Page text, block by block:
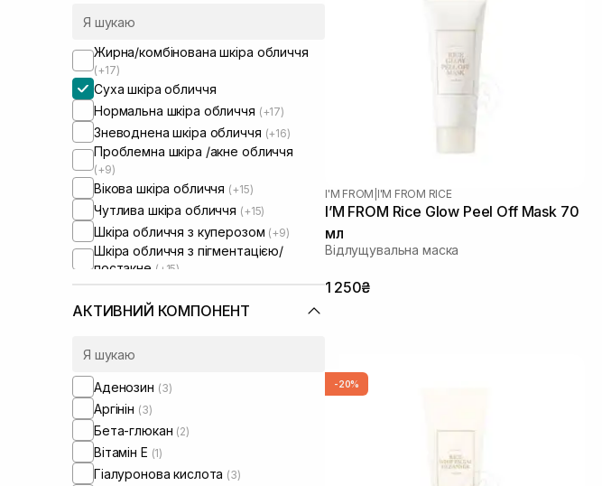
Жирна/комбінована шкіра обличчя
(+17)
Суха шкіра обличчя
Нормальна шкіра обличчя (+17)
Зневоднена шкіра обличчя (+16)
Проблемна шкіра /акне обличчя
(+9)
Вікова шкіра обличчя (+15)
Чутлива шкіра обличчя (+15)
Шкіра обличчя з куперозом (+9)
Шкіра обличчя з пігментацією/
постакне (+15)
Шкіра обличчя з розширеними
порами(+6)
Шкіра обличчя з порушеним
Шкіра обличчя з порушеним
Зволожуючі сироватки для
обличчя(+1)
АКТИВНИЙ КОМПОНЕНТ
Аденозин (3)
Аргінін (3)
Бета-глюкан (2)
Вітамін Е (1)
Гіалуронова кислота (3)
I'M FROM I'M FROM RICE
I’M FROM Rice Glow Peel Off Mask 70
мл
Відлущувальна маска
1 250₴
-20%